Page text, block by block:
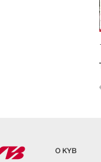
О KYB